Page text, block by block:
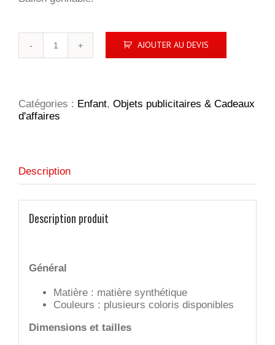
cm
AJOUTER AU DEVIS
Catégories : Enfant, Objets publicitaires & Cadeaux
d'affaires
Description
Description produit
Général
Matière : matière synthétique
Couleurs : plusieurs coloris disponibles
Dimensions et tailles